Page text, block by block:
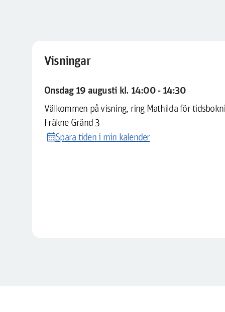
Visningar
Onsdag 19 augusti kl. 14:00 - 14:30
Välkommen på visning, ring Mathilda för
Fräkne Gränd 3
calendar_monthSpara tiden i min kalender